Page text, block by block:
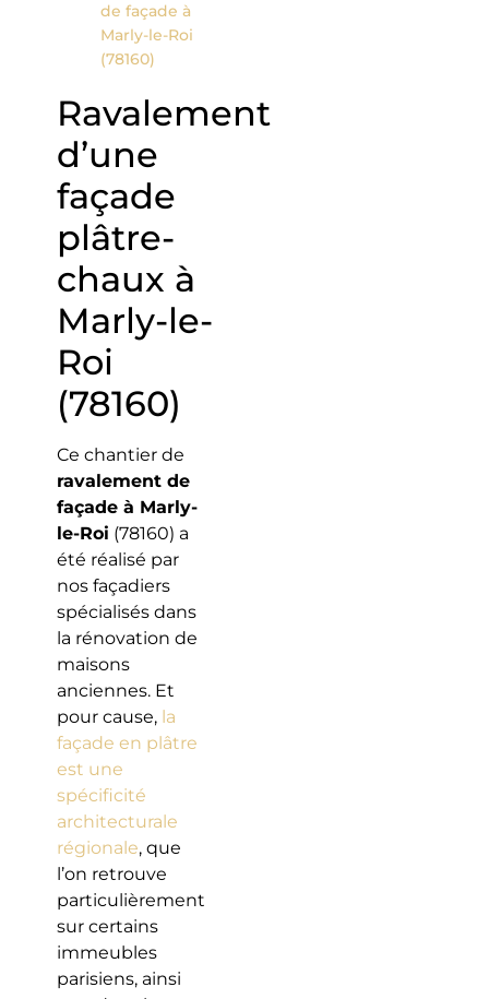
de façade à
Marly-le-Roi
(78160)
Ravalement
d’une
façade
plâtre-
chaux à
Marly-le-
Roi
(78160)
Ce chantier de
ravalement de
façade à Marly-
le-Roi (78160) a
été réalisé par
nos façadiers
spécialisés dans
la rénovation de
maisons
anciennes. Et
pour cause, la
façade en plâtre
est une
spécificité
architecturale
régionale, que
l’on retrouve
particulièrement
sur certains
immeubles
parisiens, ainsi